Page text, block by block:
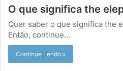
O que significa the
Quer saber o que significa the
Então, continue…
Continue Lendo »